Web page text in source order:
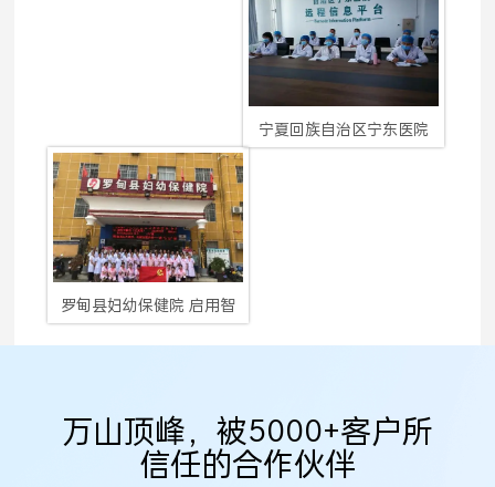
宁夏回族自治区宁东医院
罗甸县妇幼保健院 启用智
万山顶峰，被5000+客户所
信任的合作伙伴